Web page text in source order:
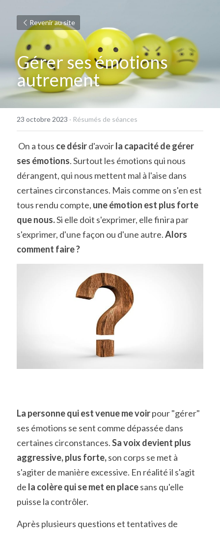
Revenir au site
Gérer ses émotions
autrement
23 octobre 2023 · Résumés de séances
On a tous ce désir d'avoir la capacité de gérer
ses émotions. Surtout les émotions qui nous
dérangent, qui nous mettent mal à l'aise dans
certaines circonstances. Mais comme on s'en est
tous rendu compte, une émotion est plus forte
que nous. Si elle doit s'exprimer, elle finira par
s'exprimer, d'une façon ou d'une autre. Alors
comment faire ?
La personne qui est venue me voir pour "gérer"
ses émotions se sent comme dépassée dans
certaines circonstances. Sa voix devient plus
aggressive, plus forte, son corps se met à
s'agiter de manière excessive. En réalité il s'agit
de la colère qui se met en place sans qu'elle
puisse la contrôler.
Après plusieurs questions et tentatives de